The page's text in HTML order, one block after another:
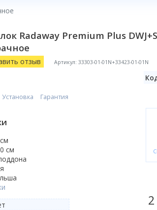
Telegram
Viber
info@bydom.by
Radaway Premium Plus
отзыв Артикул: 33303-01-01N+33423-01-01N
Установка Гарантия
см